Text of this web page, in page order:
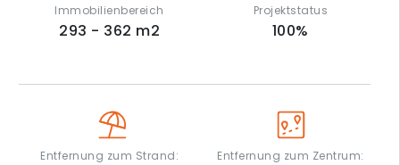
Immobilienbereich
293 - 362 m2
Projektstatus
100%
Entfernung zum Strand: Entfernung zum Zentrum: